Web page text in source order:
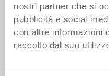
nostri partner che si
pubblicità e social
con altre informazioni
raccolto dal suo
Coperchi